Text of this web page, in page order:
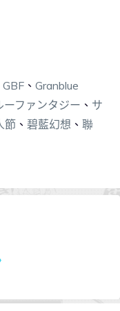
GBF、 Granblue
ーファンタジー 、 サ
節 、 碧藍幻想 、 聯